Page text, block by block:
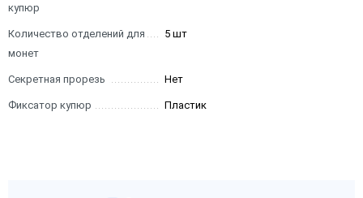
купюр
Количество отделений для
монет
5 шт
Секретная прорезь Нет
Фиксатор купюр Пластик